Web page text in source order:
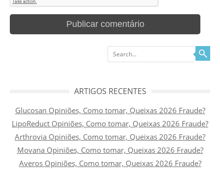
Search
ARTIGOS RECENTES
Glucosan Opiniões, Como tomar, Queixas 2026 Fraude?
LipoReduct Opiniões, Como tomar, Queixas 2026 Fraude?
Arthrovia Opiniões, Como tomar, Queixas 2026 Fraude?
Movana Opiniões, Como tomar, Queixas 2026 Fraude?
Averos Opiniões, Como tomar, Queixas 2026 Fraude?